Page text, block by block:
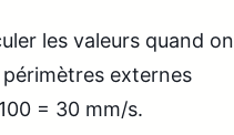
les valeurs quand on
externes
= 30 mm/s.